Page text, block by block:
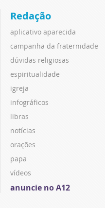
Redação
aplicativo aparecida
campanha da fraternidade
dúvidas religiosas
espiritualidade
igreja
infográficos
libras
notícias
orações
papa
vídeos
anuncie no A12